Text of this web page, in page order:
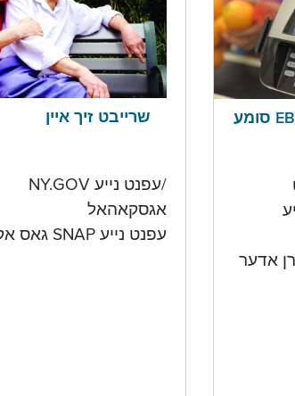
שרייבט זיך איין
/עפנט נייע NY.GOV
אגסקאהאל
עפנט נייע SNAP גאס אקאונט
אדער